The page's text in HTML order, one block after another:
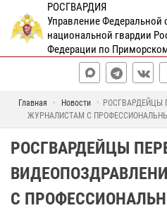
РОСГВАРДИЯ
Управление Федеральной
национальной гвардии
Федерации по
Главная Новости
РОСГВАРДЕЙЦЫ
ЖУРНАЛИСТАМ С
РОСГВАРДЕЙЦЫ
С